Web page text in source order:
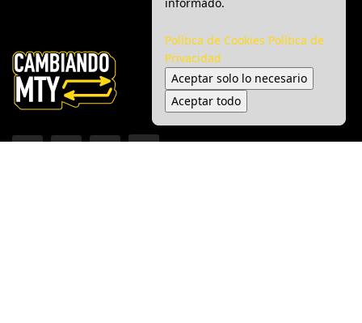
Política de Cookies Política de
Privacidad
Aceptar solo lo necesario
Aceptar todo